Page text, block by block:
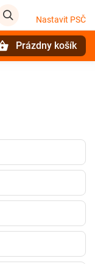
Nastavit PSČ
Prázdny košík